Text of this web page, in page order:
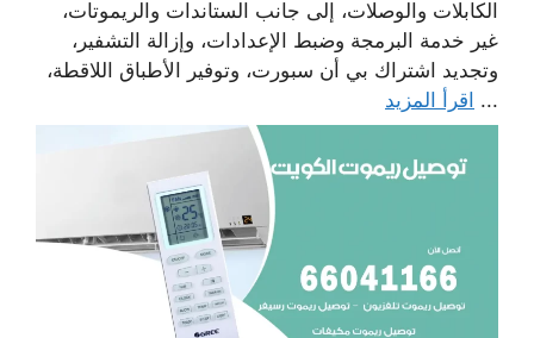
الكابلات والوصلات، إلى جانب الستاندات والريموتات،
غير خدمة البرمجة وضبط الإعدادات، وإزالة التشفير،
وتجديد اشتراك بي أن سبورت، وتوفير الأطباق اللاقطة،
... اقرأ المزيد